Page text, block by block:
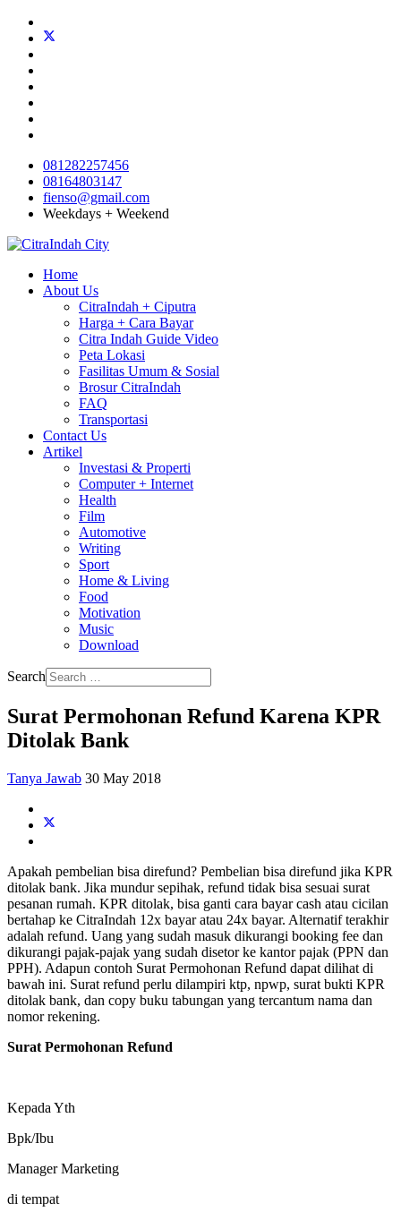
081282257456
08164803147
fienso@gmail.com
Weekdays + Weekend
Home
About Us
CitraIndah + Ciputra
Harga + Cara Bayar
Citra Indah Guide Video
Peta Lokasi
Fasilitas Umum & Sosial
Brosur CitraIndah
FAQ
Transportasi
Contact Us
Artikel
Investasi & Properti
Computer + Internet
Health
Film
Automotive
Writing
Sport
Home & Living
Food
Motivation
Music
Download
Search
Surat Permohonan Refund Karena KPR
Ditolak Bank
Tanya Jawab 30 May 2018
Apakah pembelian bisa direfund? Pembelian bisa direfund jika KPR
ditolak bank. Jika mundur sepihak, refund tidak bisa sesuai surat
pesanan rumah. KPR ditolak, bisa ganti cara bayar cash atau cicilan
bertahap ke CitraIndah 12x bayar atau 24x bayar. Alternatif terakhir
adalah refund. Uang yang sudah masuk dikurangi booking fee dan
dikurangi pajak-pajak yang sudah disetor ke kantor pajak (PPN dan
PPH). Adapun contoh Surat Permohonan Refund dapat dilihat di
bawah ini. Surat refund perlu dilampiri ktp, npwp, surat bukti KPR
ditolak bank, dan copy buku tabungan yang tercantum nama dan
nomor rekening.
Surat Permohonan Refund
Kepada Yth
Bpk/Ibu
Manager Marketing
di tempat